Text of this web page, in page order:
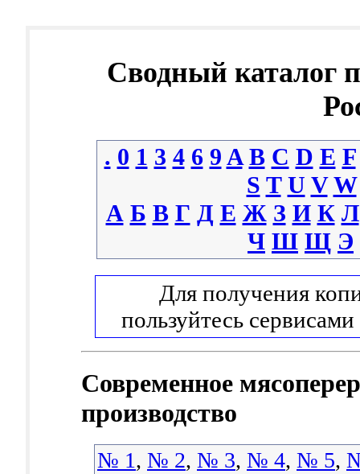
Сводный каталог
. 0 1 3 4 6 9 A B C D E F
S T U V W
А Б В Г Д Е Ж З И К Л
Ч Ш Щ Э
Для получения
пользуйтесь сервисами
Современное
производство
№ 1, № 2, № 3, № 4, № 5,